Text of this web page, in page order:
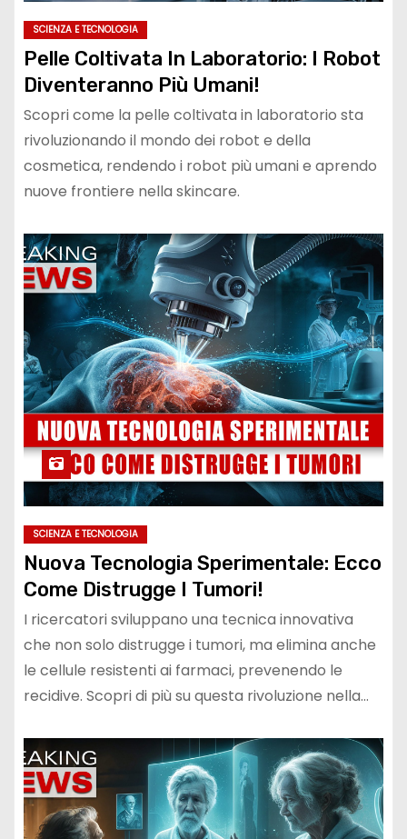
SCIENZA E TECNOLOGIA
Pelle Coltivata In Laboratorio: I Robot
Diventeranno Più Umani!
Scopri come la pelle coltivata in laboratorio sta
rivoluzionando il mondo dei robot e della
cosmetica, rendendo i robot più umani e aprendo
nuove frontiere nella skincare.
SCIENZA E TECNOLOGIA
Nuova Tecnologia Sperimentale: Ecco
Come Distrugge I Tumori!
I ricercatori sviluppano una tecnica innovativa
che non solo distrugge i tumori, ma elimina anche
le cellule resistenti ai farmaci, prevenendo le
recidive. Scopri di più su questa rivoluzione nella…